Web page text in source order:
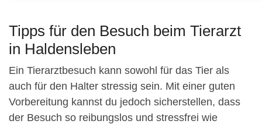
Tipps für den Besuch beim Tierarzt
in Haldensleben
Ein Tierarztbesuch kann sowohl für das Tier als
auch für den Halter stressig sein. Mit einer guten
Vorbereitung kannst du jedoch sicherstellen, dass
der Besuch so reibungslos und stressfrei wie